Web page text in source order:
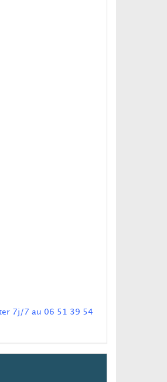
7j/7 au 06 51 39 54